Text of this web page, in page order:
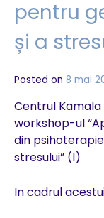
pentru
și a
Posted on 8 mai
Centrul
workshop-ul
din
stresului” (I)
In cadrul